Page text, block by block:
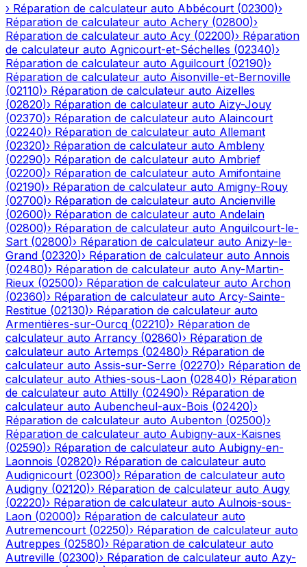
› Réparation de calculateur auto Abbécourt (02300)›
Réparation de calculateur auto Achery (02800)›
Réparation de calculateur auto Acy (02200)› Réparation
de calculateur auto Agnicourt-et-Séchelles (02340)›
Réparation de calculateur auto Aguilcourt (02190)›
Réparation de calculateur auto Aisonville-et-Bernoville
(02110)› Réparation de calculateur auto Aizelles
(02820)› Réparation de calculateur auto Aizy-Jouy
(02370)› Réparation de calculateur auto Alaincourt
(02240)› Réparation de calculateur auto Allemant
(02320)› Réparation de calculateur auto Ambleny
(02290)› Réparation de calculateur auto Ambrief
(02200)› Réparation de calculateur auto Amifontaine
(02190)› Réparation de calculateur auto Amigny-Rouy
(02700)› Réparation de calculateur auto Ancienville
(02600)› Réparation de calculateur auto Andelain
(02800)› Réparation de calculateur auto Anguilcourt-le-
Sart (02800)› Réparation de calculateur auto Anizy-le-
Grand (02320)› Réparation de calculateur auto Annois
(02480)› Réparation de calculateur auto Any-Martin-
Rieux (02500)› Réparation de calculateur auto Archon
(02360)› Réparation de calculateur auto Arcy-Sainte-
Restitue (02130)› Réparation de calculateur auto
Armentières-sur-Ourcq (02210)› Réparation de
calculateur auto Arrancy (02860)› Réparation de
calculateur auto Artemps (02480)› Réparation de
calculateur auto Assis-sur-Serre (02270)› Réparation de
calculateur auto Athies-sous-Laon (02840)› Réparation
de calculateur auto Attilly (02490)› Réparation de
calculateur auto Aubencheul-aux-Bois (02420)›
Réparation de calculateur auto Aubenton (02500)›
Réparation de calculateur auto Aubigny-aux-Kaisnes
(02590)› Réparation de calculateur auto Aubigny-en-
Laonnois (02820)› Réparation de calculateur auto
Audignicourt (02300)› Réparation de calculateur auto
Audigny (02120)› Réparation de calculateur auto Augy
(02220)› Réparation de calculateur auto Aulnois-sous-
Laon (02000)› Réparation de calculateur auto
Autremencourt (02250)› Réparation de calculateur auto
Autreppes (02580)› Réparation de calculateur auto
Autreville (02300)› Réparation de calculateur auto Azy-